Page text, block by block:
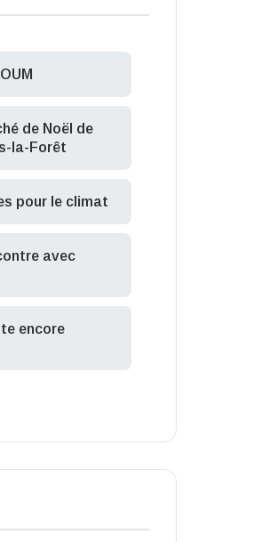
de Noël de
la-Forêt
pour le climat
avec
encore